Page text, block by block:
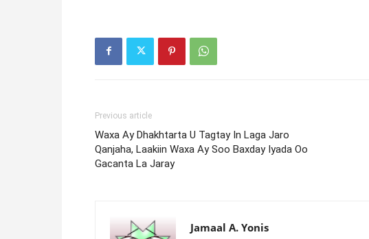
Previous article
Waxa Ay Dhakhtarta U Tagtay In Laga Jaro
Qanjaha, Laakiin Waxa Ay Soo Baxday Iyada Oo
Gacanta La Jaray
Jamaal A. Yonis